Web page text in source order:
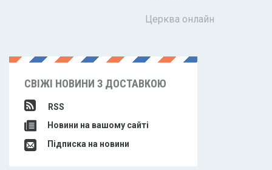
Церква онлайн
СВІЖІ НОВИНИ З ДОСТАВКОЮ
RSS
Новини на вашому сайті
Підписка на новини